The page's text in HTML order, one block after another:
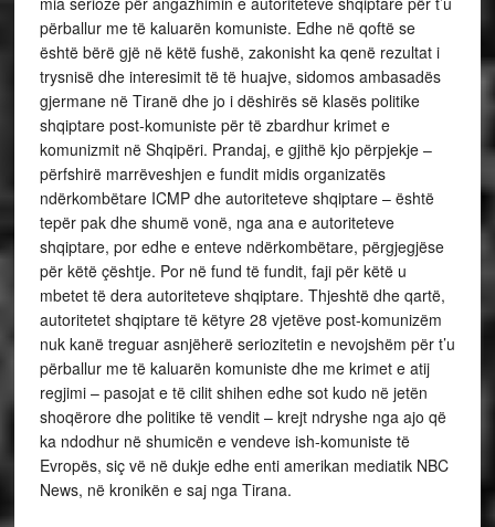
përballur me të kaluarën komuniste. Edhe në qoftë se
është bërë gjë në këtë fushë, zakonisht ka qenë rezultat i
trysnisë dhe interesimit të të huajve, sidomos ambasadës
gjermane në Tiranë dhe jo i dëshirës së klasës politike
shqiptare post-komuniste për të zbardhur krimet e
komunizmit në Shqipëri. Prandaj, e gjithë kjo përpjekje –
përfshirë marrëveshjen e fundit midis organizatës
ndërkombëtare ICMP dhe autoriteteve shqiptare – është
tepër pak dhe shumë vonë, nga ana e autoriteteve
shqiptare, por edhe e enteve ndërkombëtare, përgjegjëse
për këtë çështje. Por në fund të fundit, faji për këtë u
mbetet të dera autoriteteve shqiptare. Thjeshtë dhe qartë,
autoritetet shqiptare të këtyre 28 vjetëve post-komunizëm
nuk kanë treguar asnjëherë seriozitetin e nevojshëm për t’u
përballur me të kaluarën komuniste dhe me krimet e atij
regjimi – pasojat e të cilit shihen edhe sot kudo në jetën
shoqërore dhe politike të vendit – krejt ndryshe nga ajo që
ka ndodhur në shumicën e vendeve ish-komuniste të
Evropës, siç vë në dukje edhe enti amerikan mediatik NBC
News, në kronikën e saj nga Tirana.